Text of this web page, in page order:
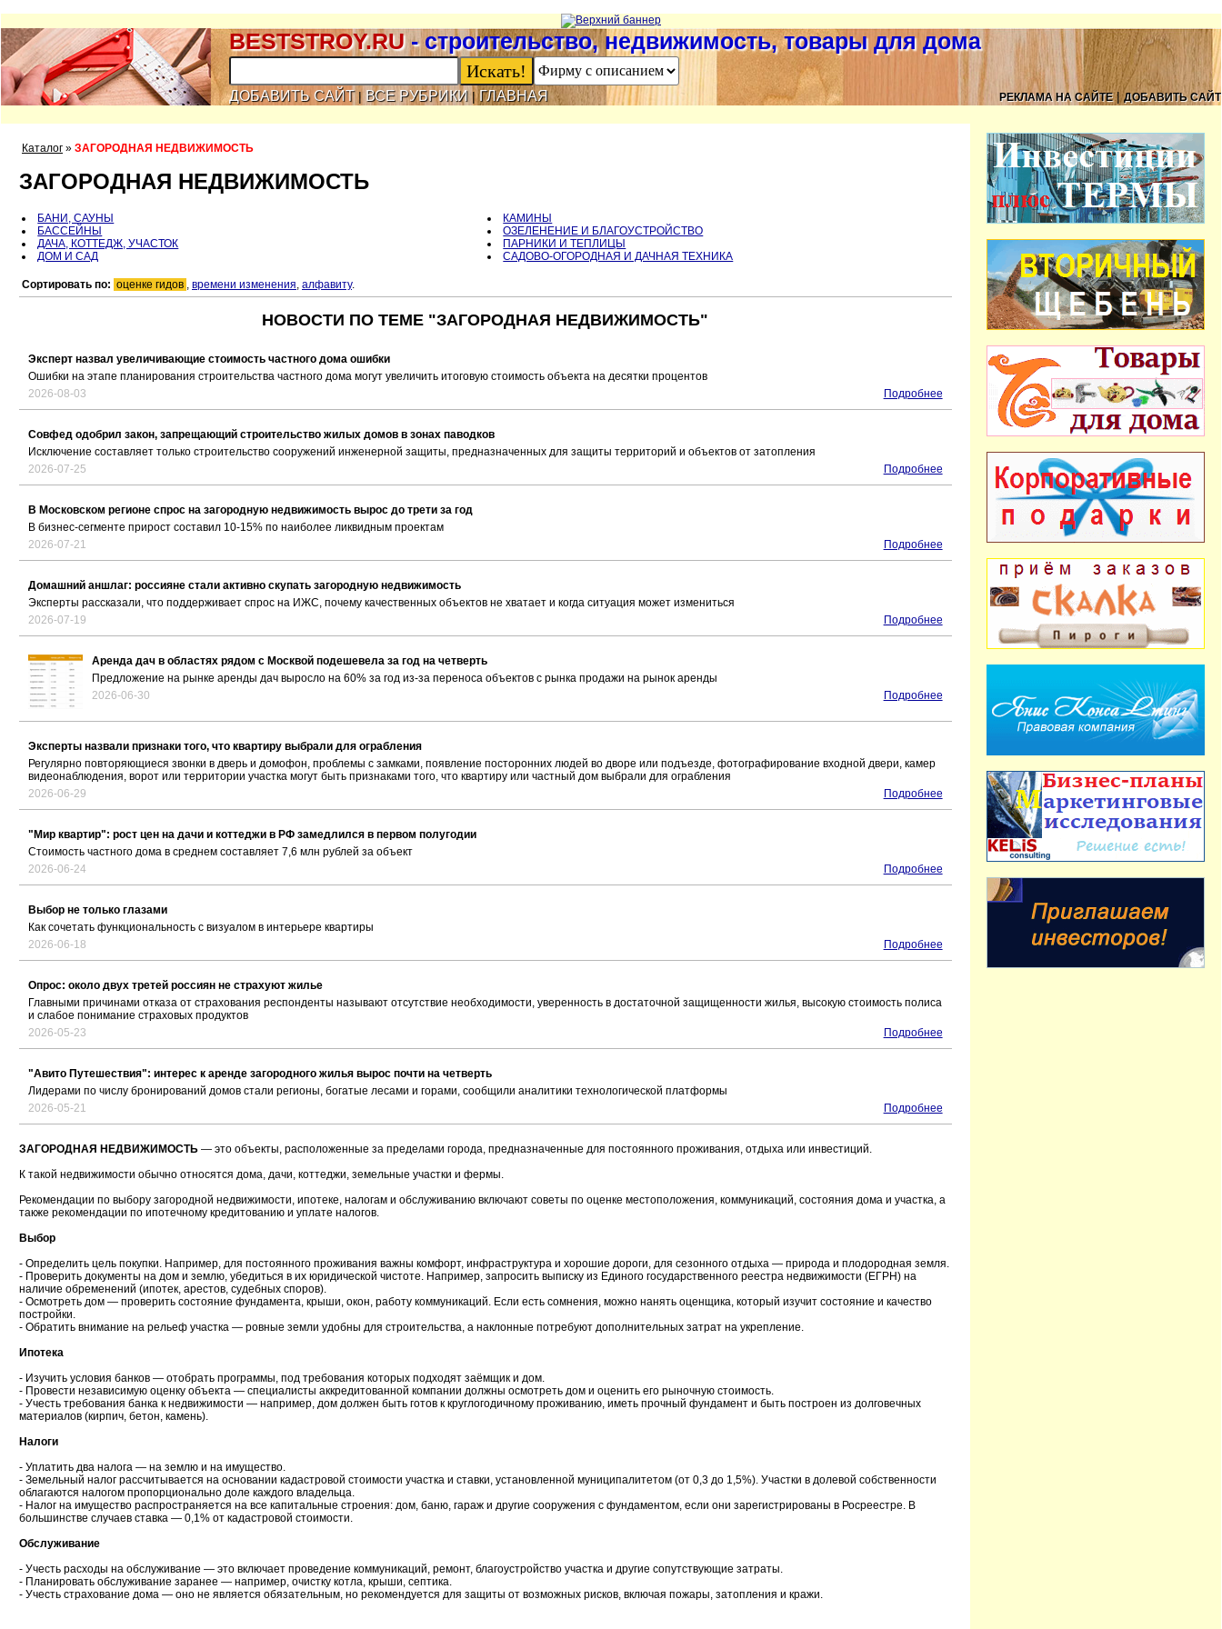
BESTSTROY.RU - строительство, недвижимость, товары для дома
ДОБАВИТЬ САЙТ| ВСЕ РУБРИКИ | ГЛАВНАЯ РЕКЛАМА НА САЙТЕ|ДОБАВИТЬ САЙТ
Каталог » ЗАГОРОДНАЯ НЕДВИЖИМОСТЬ
ЗАГОРОДНАЯ НЕДВИЖИМОСТЬ
БАНИ, САУНЫ
БАССЕЙНЫ
ДАЧА, КОТТЕДЖ, УЧАСТОК
ДОМ И САД
КАМИНЫ
ОЗЕЛЕНЕНИЕ И БЛАГОУСТРОЙСТВО
ПАРНИКИ И ТЕПЛИЦЫ
САДОВО-ОГОРОДНАЯ И ДАЧНАЯ ТЕХНИКА
Сортировать по: оценке гидов , времени изменения, алфавиту.
НОВОСТИ ПО ТЕМЕ "ЗАГОРОДНАЯ НЕДВИЖИМОСТЬ"
Эксперт назвал увеличивающие стоимость частного дома ошибки
Ошибки на этапе планирования строительства частного дома могут увеличить итоговую стоимость объекта на десятки процентов
2026-08-03
Подробнее
Совфед одобрил закон, запрещающий строительство жилых домов в зонах паводков
Исключение составляет только строительство сооружений инженерной защиты, предназначенных для защиты территорий и объектов от затопления
2026-07-25
Подробнее
В Московском регионе спрос на загородную недвижимость вырос до трети за год
В бизнес-сегменте прирост составил 10-15% по наиболее ликвидным проектам
2026-07-21
Подробнее
Домашний аншлаг: россияне стали активно скупать загородную недвижимость
Эксперты рассказали, что поддерживает спрос на ИЖС, почему качественных объектов не хватает и когда ситуация может измениться
2026-07-19
Подробнее
Аренда дач в областях рядом с Москвой подешевела за год на четверть
Предложение на рынке аренды дач выросло на 60% за год из-за переноса объектов с рынка продажи на рынок аренды
2026-06-30
Подробнее
Эксперты назвали признаки того, что квартиру выбрали для ограбления
Регулярно повторяющиеся звонки в дверь и домофон, проблемы с замками, появление посторонних людей во дворе или подъезде, фотографирование входной двери, камер
видеонаблюдения, ворот или территории участка могут быть признаками того, что квартиру или частный дом выбрали для ограбления
2026-06-29
Подробнее
"Мир квартир": рост цен на дачи и коттеджи в РФ замедлился в первом полугодии
Стоимость частного дома в среднем составляет 7,6 млн рублей за объект
2026-06-24
Подробнее
Выбор не только глазами
Как сочетать функциональность с визуалом в интерьере квартиры
2026-06-18
Подробнее
Опрос: около двух третей россиян не страхуют жилье
Главными причинами отказа от страхования респонденты называют отсутствие необходимости, уверенность в достаточной защищенности жилья, высокую стоимость полиса
и слабое понимание страховых продуктов
2026-05-23
Подробнее
"Авито Путешествия": интерес к аренде загородного жилья вырос почти на четверть
Лидерами по числу бронирований домов стали регионы, богатые лесами и горами, сообщили аналитики технологической платформы
2026-05-21
Подробнее
ЗАГОРОДНАЯ НЕДВИЖИМОСТЬ — это объекты, расположенные за пределами города, предназначенные для постоянного проживания, отдыха или инвестиций.
К такой недвижимости обычно относятся дома, дачи, коттеджи, земельные участки и фермы.
Рекомендации по выбору загородной недвижимости, ипотеке, налогам и обслуживанию включают советы по оценке местоположения, коммуникаций, состояния дома и участка, а
также рекомендации по ипотечному кредитованию и уплате налогов.
Выбор
- Определить цель покупки. Например, для постоянного проживания важны комфорт, инфраструктура и хорошие дороги, для сезонного отдыха — природа и плодородная земля.
- Проверить документы на дом и землю, убедиться в их юридической чистоте. Например, запросить выписку из Единого государственного реестра недвижимости (ЕГРН) на
наличие обременений (ипотек, арестов, судебных споров).
- Осмотреть дом — проверить состояние фундамента, крыши, окон, работу коммуникаций. Если есть сомнения, можно нанять оценщика, который изучит состояние и качество
постройки.
- Обратить внимание на рельеф участка — ровные земли удобны для строительства, а наклонные потребуют дополнительных затрат на укрепление.
Ипотека
- Изучить условия банков — отобрать программы, под требования которых подходят заёмщик и дом.
- Провести независимую оценку объекта — специалисты аккредитованной компании должны осмотреть дом и оценить его рыночную стоимость.
- Учесть требования банка к недвижимости — например, дом должен быть готов к круглогодичному проживанию, иметь прочный фундамент и быть построен из долговечных
материалов (кирпич, бетон, камень).
Налоги
- Уплатить два налога — на землю и на имущество.
- Земельный налог рассчитывается на основании кадастровой стоимости участка и ставки, установленной муниципалитетом (от 0,3 до 1,5%). Участки в долевой собственности
облагаются налогом пропорционально доле каждого владельца.
- Налог на имущество распространяется на все капитальные строения: дом, баню, гараж и другие сооружения с фундаментом, если они зарегистрированы в Росреестре. В
большинстве случаев ставка — 0,1% от кадастровой стоимости.
Обслуживание
- Учесть расходы на обслуживание — это включает проведение коммуникаций, ремонт, благоустройство участка и другие сопутствующие затраты.
- Планировать обслуживание заранее — например, очистку котла, крыши, септика.
- Учесть страхование дома — оно не является обязательным, но рекомендуется для защиты от возможных рисков, включая пожары, затопления и кражи.